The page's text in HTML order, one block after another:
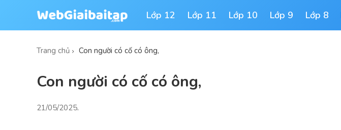
Lớp 12 Lớp 11 Lớp 10 Lớp 9 Lớp 8
Trang chủ Con người có cố có ông,
Con người có cố có ông,
21/05/2025.